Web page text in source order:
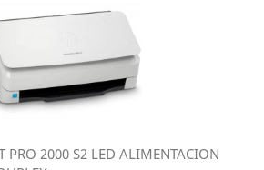
PRO 2000 S2 LED ALIMENTACION